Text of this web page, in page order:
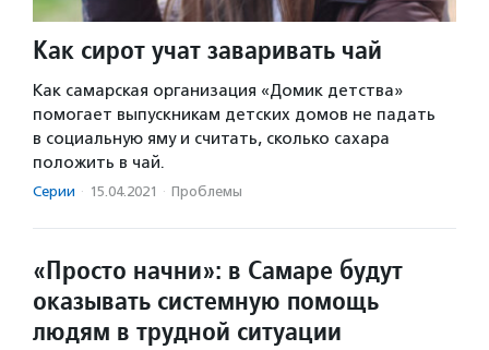
Как сирот учат заваривать чай
Как самарская организация «Домик детства»
помогает выпускникам детских домов не падать
в социальную яму и считать, сколько сахара
положить в чай.
Серии · 15.04.2021 · Проблемы
«Просто начни»: в Самаре будут
оказывать системную помощь
людям в трудной ситуации